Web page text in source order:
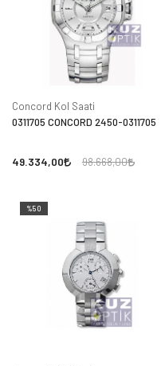
Concord Kol Saati
0311705 CONCORD 2450-0311705
49.334,00 98.668,00
%50